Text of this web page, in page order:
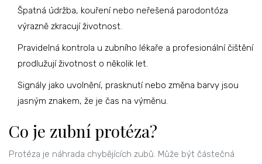
Špatná údržba, kouření nebo neřešená parodontóza
výrazně zkracují životnost.
Pravidelná kontrola u zubního lékaře a profesionální čištění
prodlužují životnost o několik let.
Signály jako uvolnění, prasknutí nebo změna barvy jsou
jasným znakem, že je čas na výměnu.
Co je zubní protéza?
Protéza je náhrada chybějících zubů. Může být částečná